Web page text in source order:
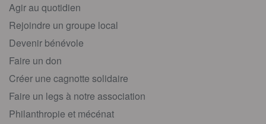
Agir au quotidien
Rejoindre un groupe local
Devenir bénévole
Faire un don
Créer une cagnotte solidaire
Faire un legs à notre association
Philanthropie et mécénat